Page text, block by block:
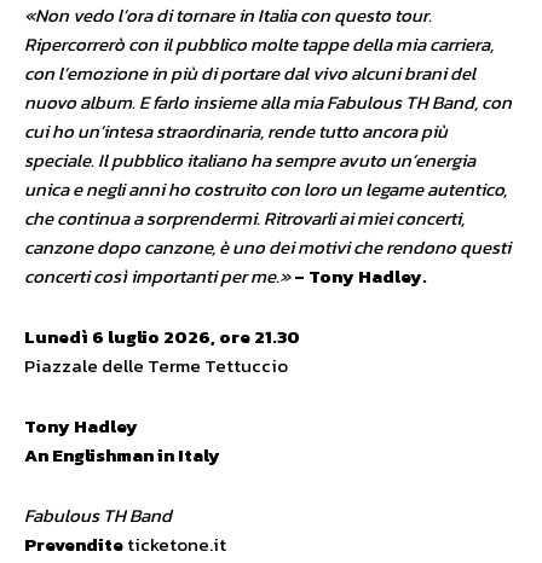
«Non vedo l’ora di tornare in Italia con questo tour.
Ripercorrerò con il pubblico molte tappe della mia carriera,
con l’emozione in più di portare dal vivo alcuni brani del
nuovo album. E farlo insieme alla mia Fabulous TH Band, con
cui ho un’intesa straordinaria, rende tutto ancora più
speciale. Il pubblico italiano ha sempre avuto un’energia
unica e negli anni ho costruito con loro un legame autentico,
che continua a sorprendermi. Ritrovarli ai miei concerti,
canzone dopo canzone, è uno dei motivi che rendono questi
concerti così importanti per me.»– Tony Hadley.
Lunedì 6 luglio 2026, ore 21.30
Piazzale delle Terme Tettuccio
Tony Hadley
An Englishman in Italy
Fabulous TH Band
Prevenditeticketone.it